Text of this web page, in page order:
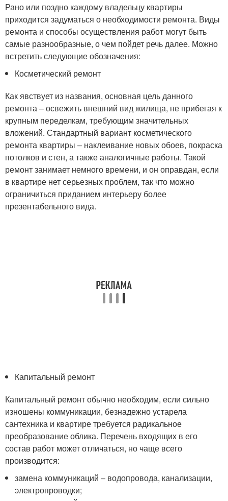
Рано или поздно каждому владельцу квартиры
приходится задуматься о необходимости ремонта. Виды
ремонта и способы осуществления работ могут быть
самые разнообразные, о чем пойдет речь далее. Можно
встретить следующие обозначения:
Косметический ремонт
Как явствует из названия, основная цель данного
ремонта – освежить внешний вид жилища, не прибегая к
крупным переделкам, требующим значительных
вложений. Стандартный вариант косметического
ремонта квартиры – наклеивание новых обоев, покраска
потолков и стен, а также аналогичные работы. Такой
ремонт занимает немного времени, и он оправдан, если
в квартире нет серьезных проблем, так что можно
ограничиться приданием интерьеру более
презентабельного вида.
Капитальный ремонт
Капитальный ремонт обычно необходим, если сильно
изношены коммуникации, безнадежно устарела
сантехника и квартире требуется радикальное
преобразование облика. Перечень входящих в его
состав работ может отличаться, но чаще всего
производится:
замена коммуникаций – водопровода, канализации,
электропроводки;